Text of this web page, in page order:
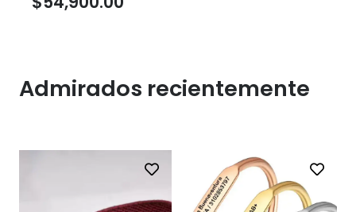
Admirados recientemente